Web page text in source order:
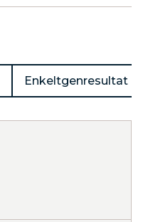
Enkeltgenresultat